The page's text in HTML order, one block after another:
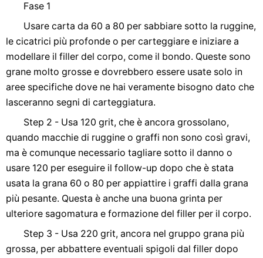
Fase 1
Usare carta da 60 a 80 per sabbiare sotto la ruggine,
le cicatrici più profonde o per carteggiare e iniziare a
modellare il filler del corpo, come il bondo. Queste sono
grane molto grosse e dovrebbero essere usate solo in
aree specifiche dove ne hai veramente bisogno dato che
lasceranno segni di carteggiatura.
Step 2 - Usa 120 grit, che è ancora grossolano,
quando macchie di ruggine o graffi non sono così gravi,
ma è comunque necessario tagliare sotto il danno o
usare 120 per eseguire il follow-up dopo che è stata
usata la grana 60 o 80 per appiattire i graffi dalla grana
più pesante. Questa è anche una buona grinta per
ulteriore sagomatura e formazione del filler per il corpo.
Step 3 - Usa 220 grit, ancora nel gruppo grana più
grossa, per abbattere eventuali spigoli dal filler dopo